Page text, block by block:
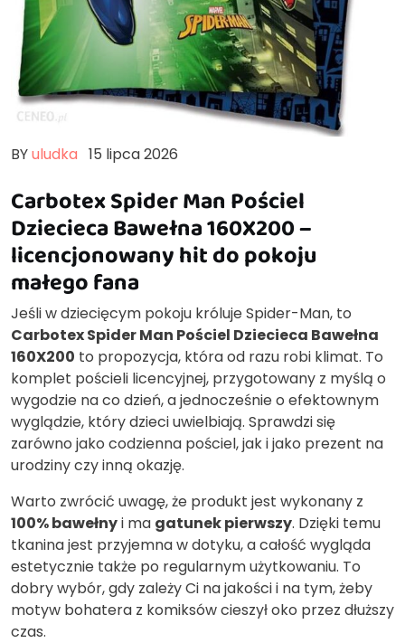
BYuludka 15 lipca 2026
Carbotex Spider Man Pościel
Dziecieca Bawełna 160X200 –
licencjonowany hit do pokoju
małego fana
Jeśli w dziecięcym pokoju króluje Spider-Man, to
Carbotex Spider Man Pościel Dziecieca Bawełna
160X200 to propozycja, która od razu robi klimat. To
komplet pościeli licencyjnej, przygotowany z myślą o
wygodzie na co dzień, a jednocześnie o efektownym
wyglądzie, który dzieci uwielbiają. Sprawdzi się
zarówno jako codzienna pościel, jak i jako prezent na
urodziny czy inną okazję.
Warto zwrócić uwagę, że produkt jest wykonany z
100% bawełnyi ma gatunek pierwszy. Dzięki temu
tkanina jest przyjemna w dotyku, a całość wygląda
estetycznie także po regularnym użytkowaniu. To
dobry wybór, gdy zależy Ci na jakości i na tym, żeby
motyw bohatera z komiksów cieszył oko przez dłuższy
czas.